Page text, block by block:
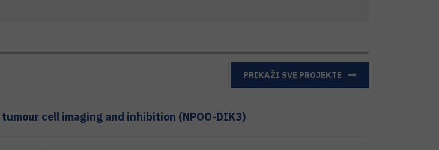
PRIKAŽI SVE PROJEKTE
cell imaging and inhibition (NPOO-DIK3)